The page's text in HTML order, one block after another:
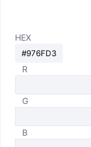
HEX
R
G
B